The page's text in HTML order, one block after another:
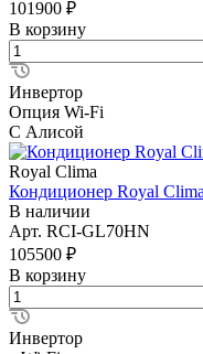
101900 ₽
В корзину
Инвертор
Опция Wi-Fi
С Алисой
Royal Clima
Кондиционер Royal
В наличии
Арт. RCI-GL70HN
105500 ₽
В корзину
Инвертор